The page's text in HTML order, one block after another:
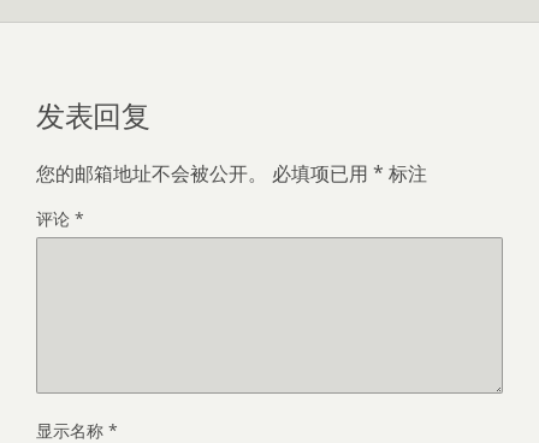
发表回复
您的邮箱地址不会被公开。 必填项已用 * 标注
评论 *
显示名称 *